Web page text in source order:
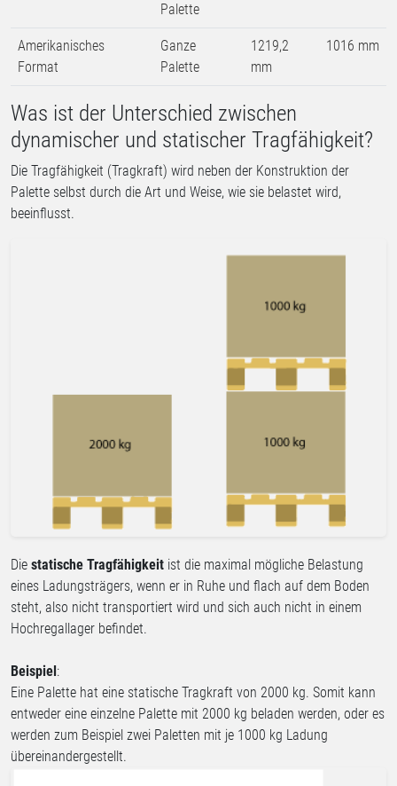
Palette
Amerikanisches
Format
Ganze
Palette
1219,2
mm
1016 mm
Was ist der Unterschied zwischen
dynamischer und statischer Tragfähigkeit?
Die Tragfähigkeit (Tragkraft) wird neben der Konstruktion der
Palette selbst durch die Art und Weise, wie sie belastet wird,
beeinflusst.
Die statische Tragfähigkeit ist die maximal mögliche Belastung
eines Ladungsträgers, wenn er in Ruhe und flach auf dem Boden
steht, also nicht transportiert wird und sich auch nicht in einem
Hochregallager befindet.
Beispiel:
Eine Palette hat eine statische Tragkraft von 2000 kg. Somit kann
entweder eine einzelne Palette mit 2000 kg beladen werden, oder es
werden zum Beispiel zwei Paletten mit je 1000 kg Ladung
übereinandergestellt.